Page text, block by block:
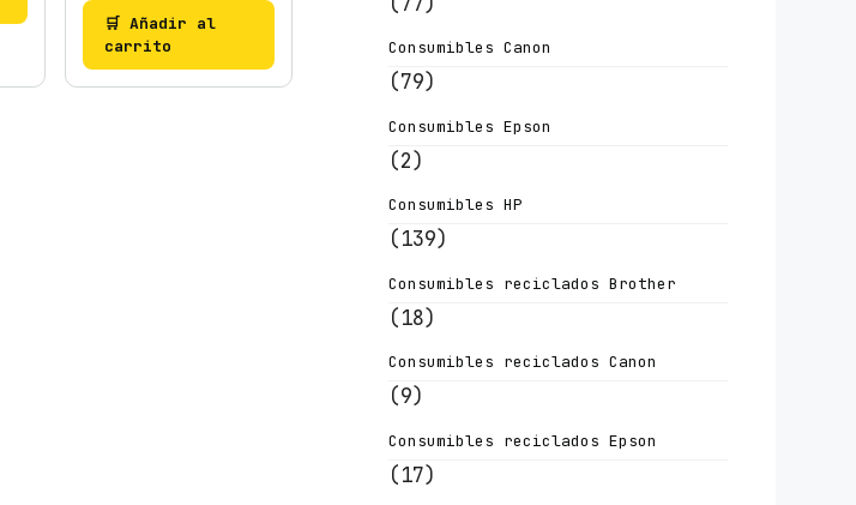
🛒 Añadir al
carrito
Consumibles Canon
(79)
Consumibles Epson
(2)
Consumibles HP
(139)
Consumibles reciclados Brother
(18)
Consumibles reciclados Canon
(9)
Consumibles reciclados Epson
(17)